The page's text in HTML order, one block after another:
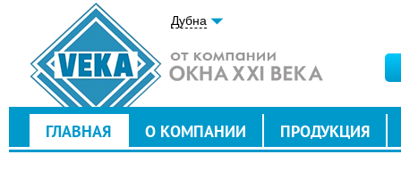
Дубна
ГЛАВНАЯ О КОМПАНИИ ПРОДУКЦИЯ